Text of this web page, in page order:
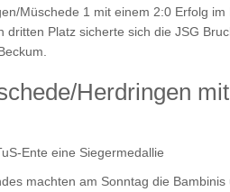
Müschede 1 mit einem 2:0 Erfolg
dritten Platz sicherte sich die JSG
Herdringen
Ente eine Siegermedallie
machten am Sonntag die